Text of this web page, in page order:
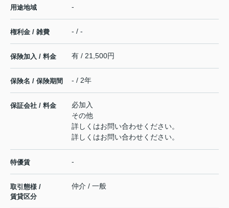
用途地域 -
権利金 / 雑費 - / -
保険加入 / 料金 有 / 21,500円
保険名 / 保険期間 - / 2年
保証会社 / 料金
必加入
その他
詳しくはお問い合わせください。
詳しくはお問い合わせください。
特優賃 -
取引態様 /
賃貸区分
仲介 / 一般